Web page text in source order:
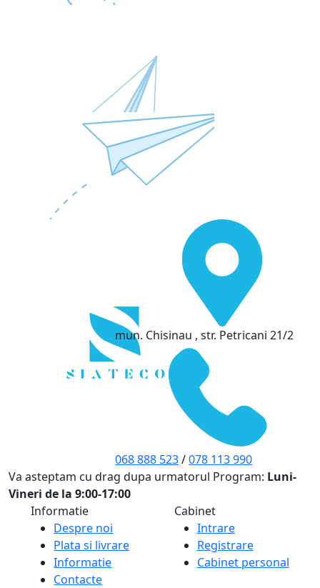
mun. Chisinau , str. Petricani 21/2
068 888 523/078 113 990
Va asteptam cu drag dupa urmatorul Program: Luni-
Vineri de la 9:00-17:00
Informatie
Despre noi
Plata si livrare
Informatie
Contacte
Cabinet
Intrare
Registrare
Cabinet personal